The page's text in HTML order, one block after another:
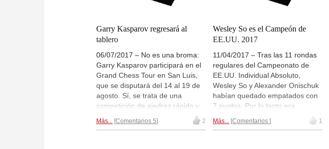
máximo título estado unidense,
asegurar una plaza para el
próximo circuito por el
retransmisiones también en
live.chessbase.com
primera ronda del torneo con
Kosteniuk, Irina Krush, Valentina
Gunina y Zhansaya Abdumalik.|
Crystal Fuller (Saint Louis Chess
Club)
Garry Kasparov regresará al
tablero
06/07/2017 – No es una broma:
Garry Kasparov participará en el
Grand Chess Tour en San Luis,
que se disputará del 14 al 19 de
agosto. Sí, se trata de una
competición de ajedrez rápido y
clásicas, pero competición, al fin
Más... Comentarios 5 2
Wesley So es el Campeón de
EE.UU. 2017
11/04/2017 – Tras las 11 rondas
regulares del Campeonato de
EE.UU. Individual Absoluto,
Wesley So y Alexander Onischuk
habían quedado empatados con
7 puntos. Por lo tanto era
duelo de desempate. Las
Más... Comentarios 1